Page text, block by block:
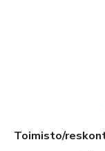
Toimisto/